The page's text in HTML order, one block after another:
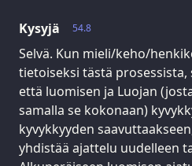
54.8
Kysyjä
Selvä. Kun mieli/keho/
tietoiseksi tästä prosessista,
että luomisen ja Luojan
samalla se kokonaan)
kyvykkyyden
yhdistää ajattelu uudelleen